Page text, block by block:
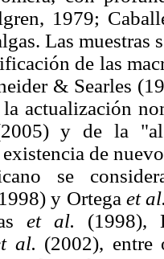
1979;
Las muestras
de las
& Searles
la actualización
y de la
de
se
y Ortega et
et al. (1998),
al. (2002), entre